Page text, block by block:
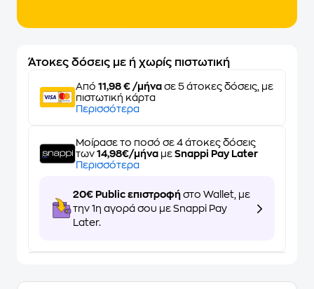
Άτοκες δόσεις με ή χωρίς πιστωτική
Από 11,98 € /μήνα σε 5 άτοκες δόσεις, με
πιστωτική κάρτα
Περισσότερα
Μοίρασε το ποσό σε 4 άτοκες δόσεις
των 14,98€/μήνα με Snappi Pay Later
Περισσότερα
20€ Public επιστροφή στο Wallet, με
την 1η αγορά σου με Snappi Pay
Later.